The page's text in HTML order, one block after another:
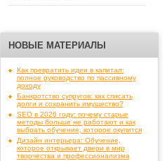
НОВЫЕ МАТЕРИАЛЫ
Как превратить идеи в капитал:
полное руководство по пассивному
доходу
Банкротство супругов: как списать
долги и сохранить имущество?
SEO в 2026 году: почему старые
методы больше не работают и как
выбрать обучение, которое окупится
Дизайн интерьера: Обучение,
которое открывает двери в мир
творчества и профессионализма